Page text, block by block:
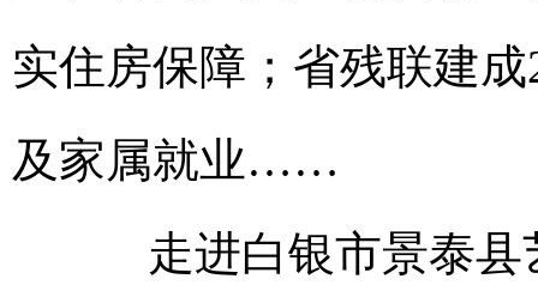
实住房保障；省残联建
及家属就业……
走进白银市景泰县